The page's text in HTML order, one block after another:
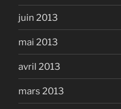
juin 2013
mai 2013
avril 2013
mars 2013